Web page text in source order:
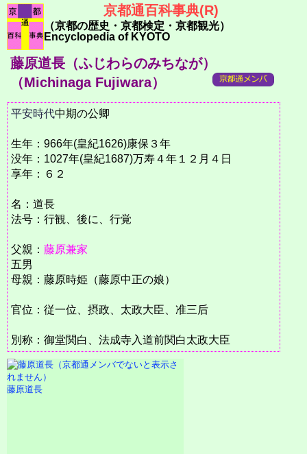
京都通百科事典(R)
（京都の歴史・京都検定・京都観光）
Encyclopedia of KYOTO
藤原道長（ふじわらのみちなが）
（Michinaga Fujiwara）
平安時代中期の公卿
生年：966年(皇紀1626)康保３年
没年：1027年(皇紀1687)万寿４年１２月４日
享年：６２
名：道長
法号：行観、後に、行覚
父親： 藤原兼家
五男
母親：藤原時姫（藤原中正の娘）
官位：従一位、摂政、太政大臣、准三后
別称：御堂関白、法成寺入道前関白太政大臣
藤原道長